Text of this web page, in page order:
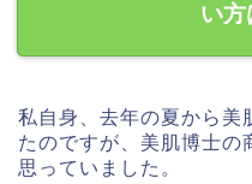
い方
私自身、去年の夏から美
たのですが、美肌博士の
思っていました。